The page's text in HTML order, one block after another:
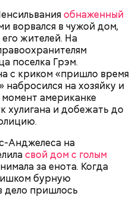
обнаженный
ворвался в чужой дом,
жителей. На
поселка Грэм.
с криком «пришло время
набросился на хозяйку и
момент американке
хулигана и добежать до
Анджелеса на
свой дом с голым
за енота. Когда
бурную
дело пришлось
нужно легко
ним добавляются зелень
масло.
— поделился рецептом
сахара, который
С одной стороны — это
Но важно
не нужно сильно
людям с
весом, —